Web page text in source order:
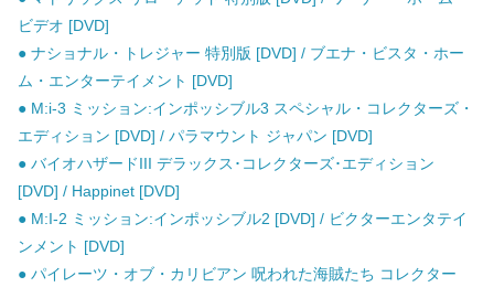
ビデオ [DVD]
● ナショナル・トレジャー 特別版 [DVD] / ブエナ・ビスタ・ホー
ム・エンターテイメント [DVD]
● M:i-3 ミッション:インポッシブル3 スペシャル・コレクターズ・
エディション [DVD] / パラマウント ジャパン [DVD]
● バイオハザードIII デラックス･コレクターズ･エディション
[DVD] / Happinet [DVD]
● M:I-2 ミッション:インポッシブル2 [DVD] / ビクターエンタテイ
ンメント [DVD]
● パイレーツ・オブ・カリビアン 呪われた海賊たち コレクター